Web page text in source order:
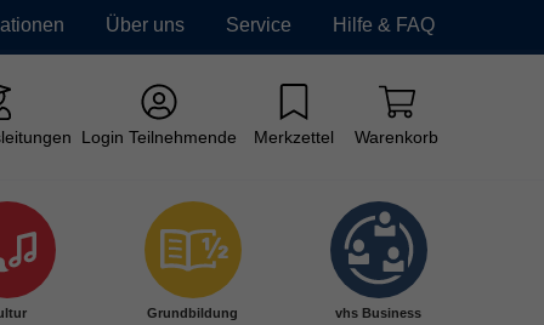
Über uns Service Hilfe & FAQ
Login Teilnehmende Merkzettel Warenkorb
Grundbildung vhs Business